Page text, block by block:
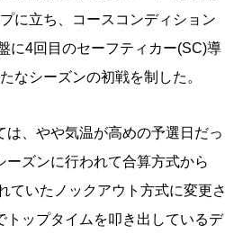
に立ち、コースコンディション
に4回目のセーフティカー(SC)導
なシーズンの初戦を制した。
は、やや気温が高めの予選日だっ
ーズンに行われて合算方式から
ていたノックアウト方式に変更さ
トップタイムを叩き出しているデ